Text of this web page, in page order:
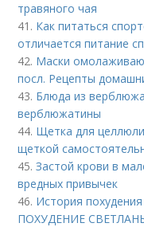
травяного чая
41. Как питаться
отличается питание
42. Маски
посл. Рецепты
43. Блюда из
верблюжатины
44. Щетка для
щеткой
45.Застой крови в
вредных привычек
46. История
ПОХУДЕНИЕ